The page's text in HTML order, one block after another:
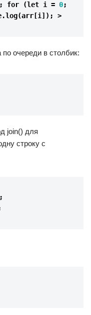
for (let i = 0;
.log(arr [i ]); >
очереди в столбик:
join() для
строку с